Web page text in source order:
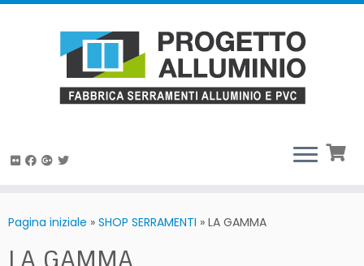
alPagina iniziale » SHOP SERRAMENTI » LA GAMMA